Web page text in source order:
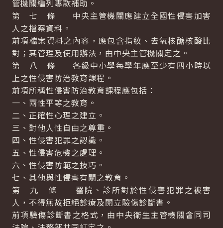
管機關編列專款補助。
第 七 條 中央主管機關應建立全國性侵害加害
人之檔案資料。
前項檔案資料之內容，應包含指紋、去氧核醣核酸比
對；其管理及使用辦法，由中央主管機關定之。
第 八 條 各級中小學每學年應至少有四小時以
上之性侵害防治教育課程。
前項所稱性侵害防治教育課程應包括：
一、兩性平等之教育。
二、正確性心理之建立。
三、對他人性自由之尊重。
四、性侵害犯罪之認識。
五、性侵害危機之處理。
六、性侵害防範之技巧。
七、其他與性侵害有關之教育。
第 九 條 醫院、診所對於性侵害犯罪之被害
人，不得無故拒絕診療及開立驗傷診斷書。
前項驗傷診斷書之格式，由中央衛生主管機關會同司